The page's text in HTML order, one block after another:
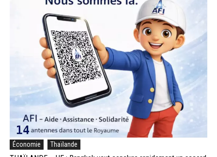
Économie Thaïlande